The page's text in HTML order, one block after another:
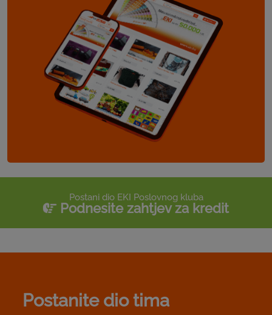
Postani dio EKI Poslovnog kluba
Podnesite zahtjev za kredit
Postanite dio tima